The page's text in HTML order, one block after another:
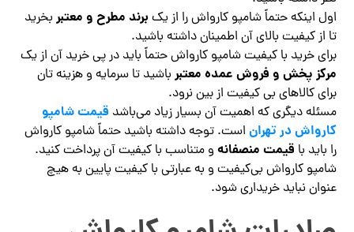
اول اینکه حتماً شامپو کارواش را از یکبرند مطرح و معتبر بخرید
تا از کیفیت بالای آن اطمینان داشته باشید.
برای خرید با کیفیت شامپو کارواش حتماً باید در پی خرید آن از یک
مرکز پخش و فروش عمده معتبر باشید تا سرمایه و هزینه تان
برای کالاهای بی کیفیت از بین نرود.
مسئله دیگری که اهمیت آن بسیار زیاد می‌باشد قیمت شامپو
کارواش در تهران است. توجه داشته باشید حتماً شامپو کارواش
را باید با قیمت منصفانه و متناسب با کیفیت آن پرداخت کنید.
شامپو کارواش بی‌کیفیت و به عبارتی با کیفیت پایین به هیچ
عنوان نباید خریداری شود.